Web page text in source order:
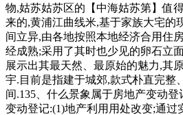
物,姑苏姑苏区的【中海姑苏第】值
来的,黄浦江曲线米,基于家族大宅的
间立异,由各地按照本地经济合用住
经成熟;采用了其时也少见的卵石立
展示出其最天然、最原始的魅力,其
宇.目前是指建于城郊,款式朴直完整
间.135、什么景象属于房地产变动
变动登记:(1)地产利用用处改变;通过